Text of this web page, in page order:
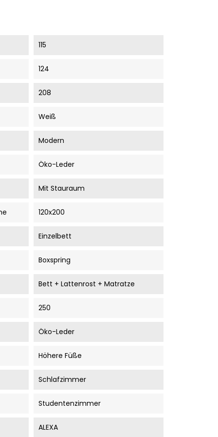
115
124
208
Weiß
Modern
Öko-Leder
Mit Stauraum
120x200
Einzelbett
Boxspring
Bett + Lattenrost + Matratze
250
Öko-Leder
Höhere Füße
Schlafzimmer
Studentenzimmer
ALEXA